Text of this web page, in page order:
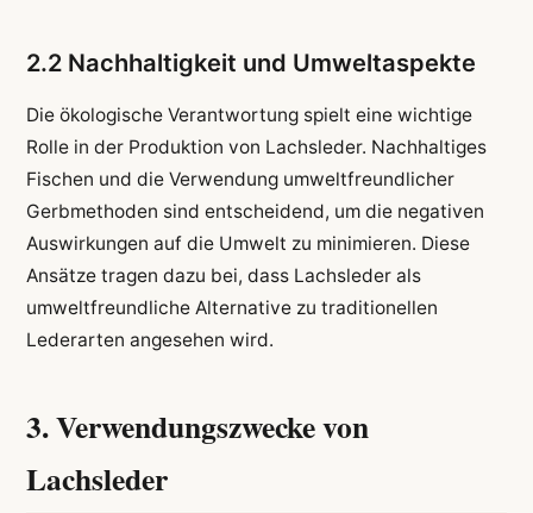
2.2 Nachhaltigkeit und Umweltaspekte
Die ökologische Verantwortung spielt eine wichtige
Rolle in der Produktion von Lachsleder. Nachhaltiges
Fischen und die Verwendung umweltfreundlicher
Gerbmethoden sind entscheidend, um die negativen
Auswirkungen auf die Umwelt zu minimieren. Diese
Ansätze tragen dazu bei, dass Lachsleder als
umweltfreundliche Alternative zu traditionellen
Lederarten angesehen wird.
3. Verwendungszwecke von
Lachsleder